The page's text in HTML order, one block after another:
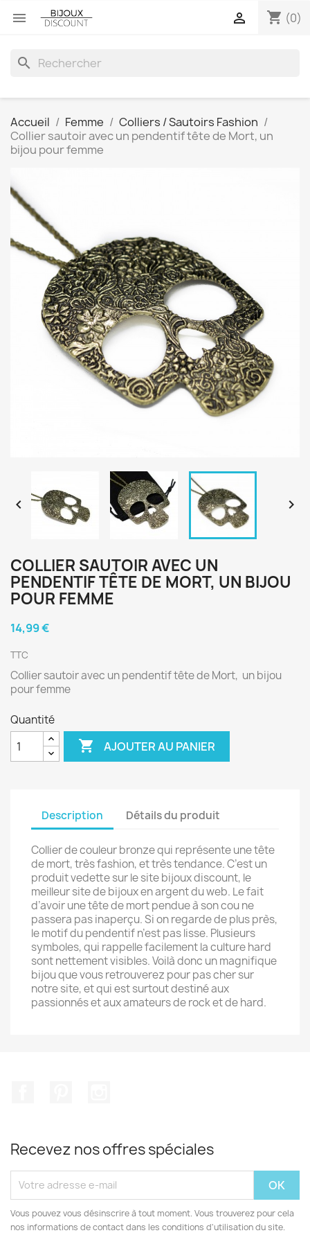
 shopping_cart (0)

search
Accueil Femme
Colliers / Sautoirs Fashion
Collier sautoir avec un pendentif tête de Mort, un
bijou pour femme
 
COLLIER SAUTOIR AVEC UN
PENDENTIF TÊTE DE MORT, UN BIJOU
POUR FEMME
14,99 €
TTC
Collier sautoir avec un pendentif tête de Mort, un bijou
pour femme
Quantité
 AJOUTER AU PANIER
Description Détails du produit
Collier de couleur bronze qui représente une tête
de mort, très fashion, et très tendance. C’est un
produit vedette sur le site bijoux discount, le
meilleur site de bijoux en argent du web. Le fait
d’avoir une tête de mort pendue à son cou ne
passera pas inaperçu. Si on regarde de plus près,
le motif du pendentif n’est pas lisse. Plusieurs
symboles, qui rappelle facilement la culture hard
sont nettement visibles. Voilà donc un magnifique
bijou que vous retrouverez pour pas cher sur
notre site, et qui est surtout destiné aux
passionnés et aux amateurs de rock et de hard.
Recevez nos offres spéciales
Vous pouvez vous désinscrire à tout moment. Vous trouverez pour cela
nos informations de contact dans les conditions d'utilisation du site.